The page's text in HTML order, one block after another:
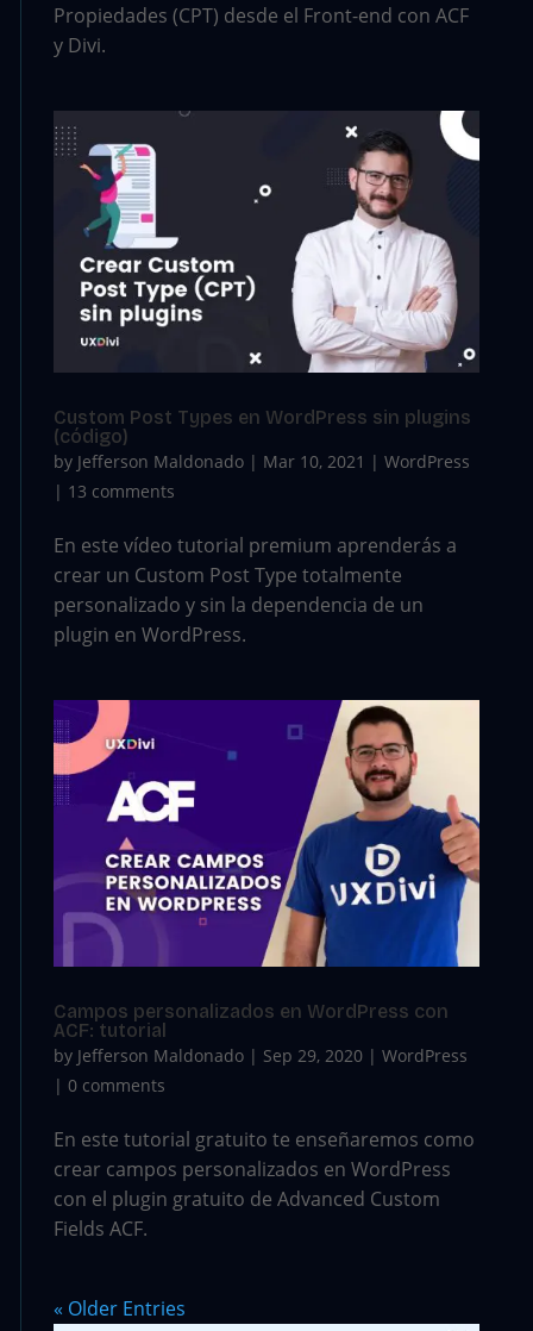
Propiedades (CPT) desde el Front-end con ACF
y Divi.
Custom Post Types en WordPress sin plugins
(código)
by Jefferson Maldonado| Mar 10, 2021 | WordPress
| 13 comments
En este vídeo tutorial premium aprenderás a
crear un Custom Post Type totalmente
personalizado y sin la dependencia de un
plugin en WordPress.
Campos personalizados en WordPress con
ACF: tutorial
by Jefferson Maldonado| Sep 29, 2020| WordPress
| 0 comments
En este tutorial gratuito te enseñaremos como
crear campos personalizados en WordPress
con el plugin gratuito de Advanced Custom
Fields ACF.
« Older Entries